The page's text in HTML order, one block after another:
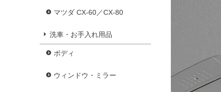
マツダ CX-60／CX-80
洗車・お手入れ用品
ボディ
ウィンドウ・ミラー